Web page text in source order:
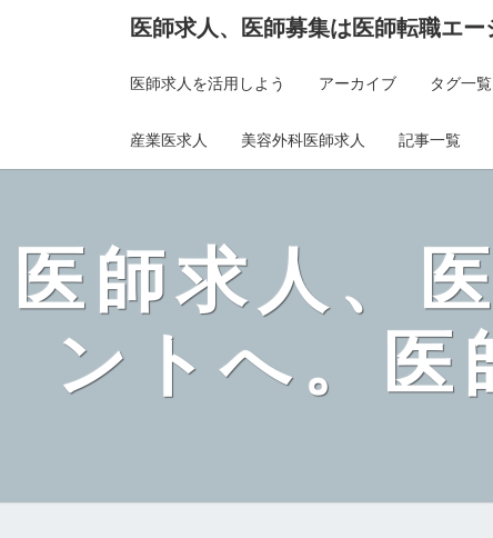
医師求人、医師募集は医師転職エー
医師求人を活用しよう アーカイブ タグ一覧
産業医求人 美容外科医師求人 記事一覧
医師求人、
ントへ。医